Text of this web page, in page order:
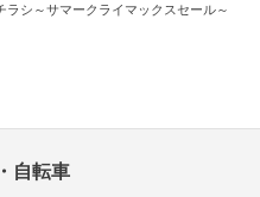
ラシ～サマークライマックスセール～
自転車